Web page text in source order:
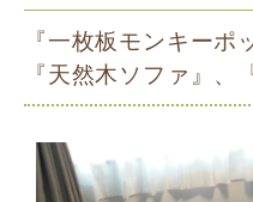
『一枚板モンキーポ
『天然木ソファ』、